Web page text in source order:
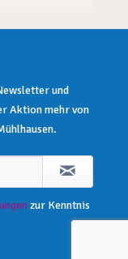
und
Aktion mehr von
zur Kenntnis